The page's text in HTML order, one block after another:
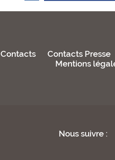
Contacts Contacts Presse
Mentions
Nous suivre :